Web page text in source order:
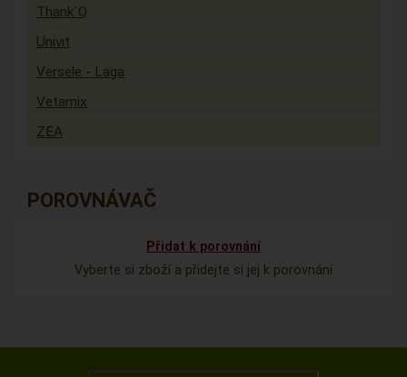
Thank´Q
Univit
Versele - Laga
Vetamix
ZEA
POROVNÁVAČ
Přidat k porovnání
Vyberte si zboží a přidejte si jej k porovnání